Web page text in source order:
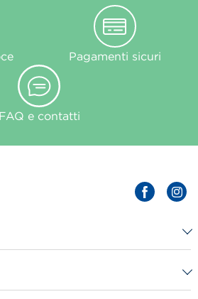
Pagamenti sicuri
FAQ e contatti